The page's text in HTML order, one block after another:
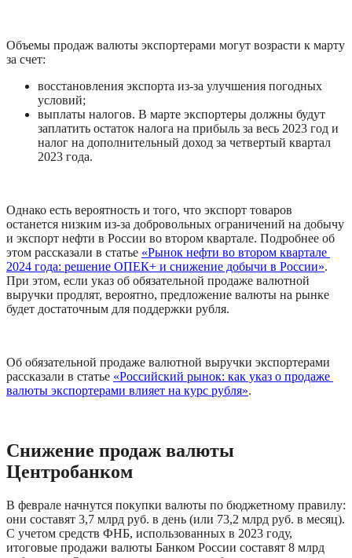
Объемы продаж валюты экспортерами могут возрасти к марту
за счет:
восстановления экспорта из-за улучшения погодных
условий;
выплаты налогов. В марте экспортеры должны будут
заплатить остаток налога на прибыль за весь 2023 год и
налог на дополнительный доход за четвертый квартал
2023 года.
Однако есть вероятность и того, что экспорт товаров
останется низким из-за добровольных ограничений на добычу
и экспорт нефти в России во втором квартале. Подробнее об
этом рассказали в статье «Рынок нефти во втором квартале
2024 года: решение ОПЕК+ и снижение добычи в России».
При этом, если указ об обязательной продаже валютной
выручки продлят, вероятно, предложение валюты на рынке
будет достаточным для поддержки рубля.
Об обязательной продаже валютной выручки экспортерами
рассказали в статье «Российский рынок: как указ о продаже
валюты экспортерами влияет на курс рубля».
Снижение продаж валюты
Центробанком
В феврале начнутся покупки валюты по бюджетному правилу:
они составят 3,7 млрд руб. в день (или 73,2 млрд руб. в месяц).
С учетом средств ФНБ, использованных в 2023 году,
итоговые продажи валюты Банком России составят 8 млрд